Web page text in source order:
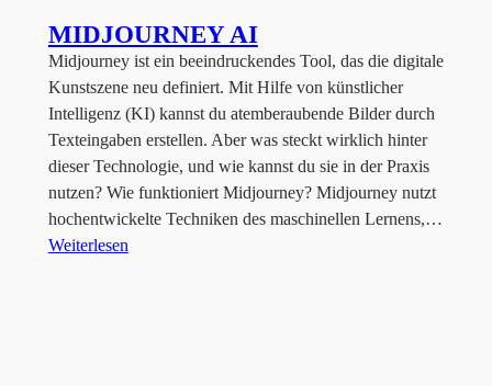
MIDJOURNEY AI
Midjourney ist ein beeindruckendes Tool, das die digitale
Kunstszene neu definiert. Mit Hilfe von künstlicher
Intelligenz (KI) kannst du atemberaubende Bilder durch
Texteingaben erstellen. Aber was steckt wirklich hinter
dieser Technologie, und wie kannst du sie in der Praxis
nutzen? Wie funktioniert Midjourney? Midjourney nutzt
hochentwickelte Techniken des maschinellen Lernens,…
Weiterlesen